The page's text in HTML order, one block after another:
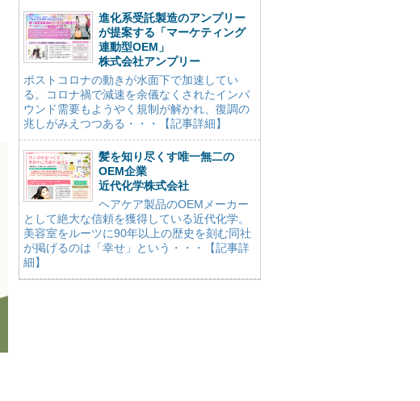
進化系受託製造のアンプリー
が提案する「マーケティング
連動型OEM」
株式会社アンプリー
ポストコロナの動きが水面下で加速してい
る。コロナ禍で減速を余儀なくされたインバ
ウンド需要もようやく規制が解かれ、復調の
兆しがみえつつある・・・【記事詳細】
髪を知り尽くす唯一無二の
OEM企業
近代化学株式会社
ヘアケア製品のOEMメーカー
として絶大な信頼を獲得している近代化学。
美容室をルーツに90年以上の歴史を刻む同社
が掲げるのは「幸せ」という・・・【記事詳
細】